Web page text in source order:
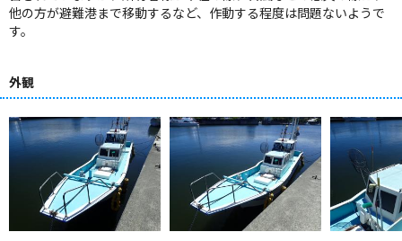
他の方が避難港まで移動するなど、作動する程度は問題ないようで
す。
外観